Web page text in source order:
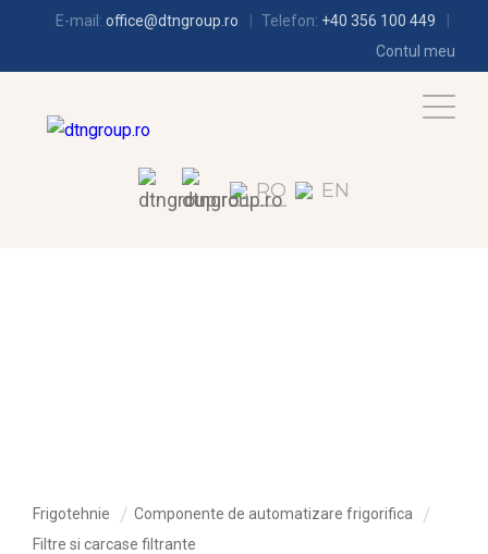
E-mail: office@dtngroup.ro Telefon: +40 356 100 449
Contul meu
RO EN
Frigotehnie
Componente de automatizare frigorifica
Filtre si carcase filtrante